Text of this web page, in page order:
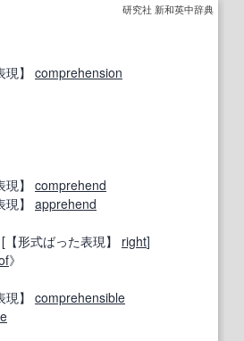
研究社 新和英中辞典
】
comprehension
】
comprehend
】
apprehend
[ 【形式ばった表現】 right]
》
】
comprehensible